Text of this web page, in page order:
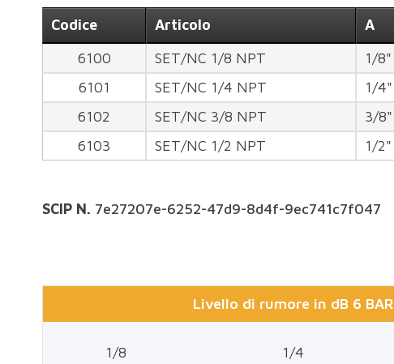
Codice Articolo A
6100
SET/NC 1/8 NPT 1/8"
6101
SET/NC 1/4 NPT 1/4"
6102
SET/NC 3/8 NPT 3/8"
6103
SET/NC 1/2 NPT 1/2"
SCIP N. 7e27207e-6252-47d9-8d4f-9ec741c7f047
Livello di rumore in dB 6 BAR
1/8
1/4